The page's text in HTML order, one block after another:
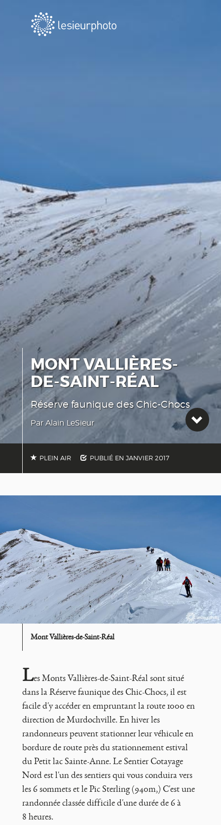
MONT VALLIÈRES-
DE-SAINT-RÉAL
Réserve faunique des Chic-Chocs
ParAlain LeSieur
PLEIN AIR PUBLIÉ EN JANVIER 2017
Mont Vallières-de-Saint-Réal
Les Monts Vallières-de-Saint-Réal sont situé
dans la Réserve faunique des Chic-Chocs, il est
facile d'y accéder en empruntant la route 1000 en
direction de Murdochville. En hiver les
randonneurs peuvent stationner leur véhicule en
bordure de route près du stationnement estival
du Petit lac Sainte-Anne. Le Sentier Cotayage
Nord est l'un des sentiers qui vous conduira vers
les 6 sommets et le Pic Sterling (940m,) C'est une
randonnée classée difficile d'une durée de 6 à
8 heures.